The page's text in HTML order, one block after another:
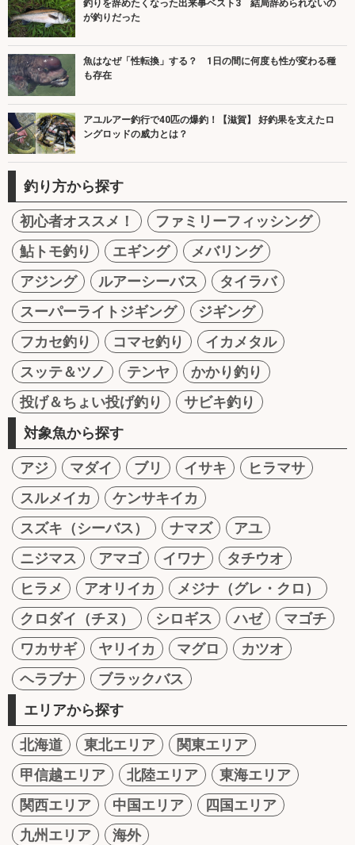
釣りを辞めたくなった出来事ベスト3 結局辞められないの
が釣りだった
魚はなぜ「性転換」する？ 1日の間に何度も性が変わる種
も存在
アユルアー釣行で40匹の爆釣！【滋賀】 好釣果を支えたロ
ングロッドの威力とは？
釣り方から探す
初心者オススメ！
ファミリーフィッシング
鮎トモ釣り
エギング
メバリング
アジング
ルアーシーバス
タイラバ
スーパーライトジギング
ジギング
フカセ釣り
コマセ釣り
イカメタル
スッテ＆ツノ
テンヤ
かかり釣り
投げ＆ちょい投げ釣り
サビキ釣り
対象魚から探す
アジ マダイ ブリ イサキ
ヒラマサ
スルメイカ
ケンサキイカ
スズキ（シーバス）
ナマズ
アユ
ニジマス
アマゴ イワナ
タチウオ
ヒラメ
アオリイカ
メジナ（グレ・クロ）
クロダイ（チヌ）
シロギス ハゼ
マゴチ
ワカサギ
ヤリイカ マグロ
カツオ
ヘラブナ
ブラックバス
エリアから探す
北海道 東北エリア
関東エリア
甲信越エリア
北陸エリア
東海エリア
関西エリア
中国エリア
四国エリア
九州エリア
海外